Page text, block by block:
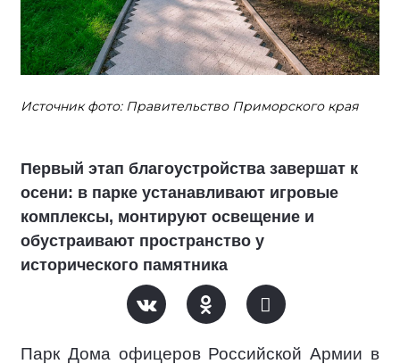
Источник фото: Правительство Приморского края
Первый этап благоустройства завершат к
осени: в парке устанавливают игровые
комплексы, монтируют освещение и
обустраивают пространство у
исторического памятника
Парк Дома офицеров Российской Армии в